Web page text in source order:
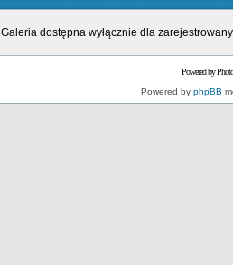
Galeria dostępna wyłącznie dla
Powered by
Powered by phpBB